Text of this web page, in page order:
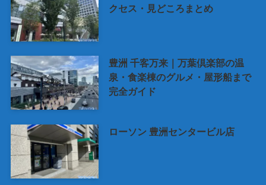
クセス・見どころまとめ
豊洲 千客万来｜万葉倶楽部の温
泉・食楽棟のグルメ・屋形船まで
完全ガイド
ローソン 豊洲センタービル店